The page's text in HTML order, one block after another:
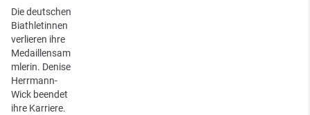
Die deutschen
Biathletinnen
verlieren ihre
Medaillensam
mlerin. Denise
Herrmann-
Wick beendet
ihre Karriere.